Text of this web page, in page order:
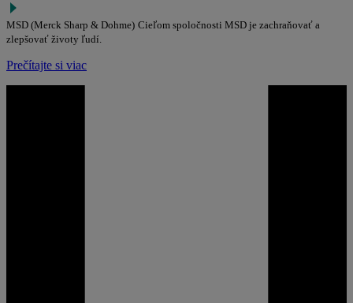
MSD (Merck Sharp & Dohme) Cieľom spoločnosti MSD je zachraňovať a
zlepšovať životy ľudí.
Prečítajte si viac